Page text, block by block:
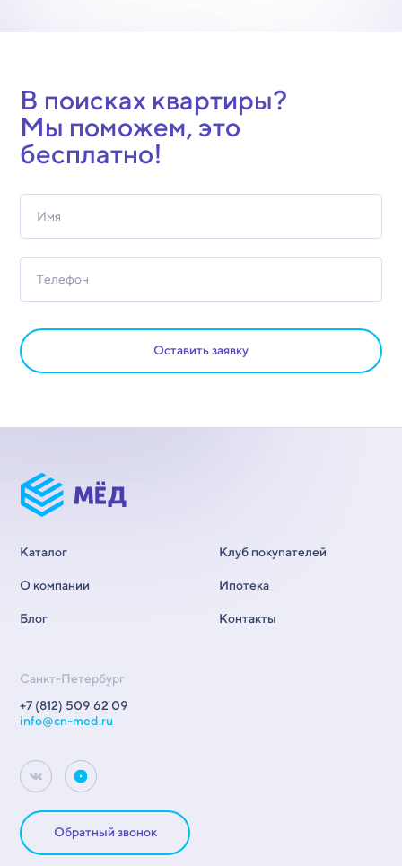
В поисках квартиры?
Мы поможем, это
бесплатно!
Оставить заявку
Каталог
О компании
Блог
Клуб покупателей
Ипотека
Контакты
Санкт-Петербург
+7 (812) 509 62 09
info@cn-med.ru
Обратный звонок